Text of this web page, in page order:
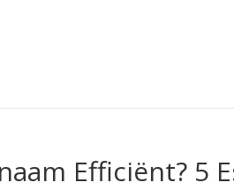
Efficiënt? 5